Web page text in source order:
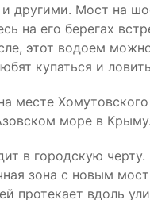
другими. Мост на
на его берегах
этот водоем
купаться и
месте Хомутовского
море в Крыму.
в городскую черту.
зона с новым
протекает вдоль